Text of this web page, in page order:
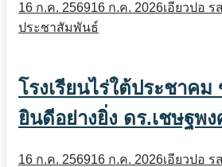
16 ก.ค. 256916 ก.ค. 2026เอียวปอ ร
ประชาสัมพันธ์
โรงเรียนไร่ใต้ประชาค
ยินดีอย่างยิ่ง ดร.เชษฐพ
16 ก.ค. 256916 ก.ค. 2026เอียวปอ ร